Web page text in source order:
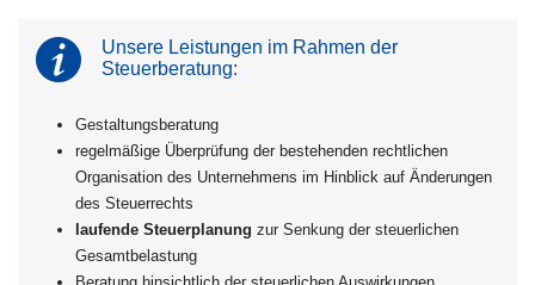
Unsere Leistungen im Rahmen der
Steuerberatung:
Gestaltungsberatung
regelmäßige Überprüfung der bestehenden rechtlichen
Organisation des Unternehmens im Hinblick auf Änderungen
des Steuerrechts
laufende Steuerplanung zur Senkung der steuerlichen
Gesamtbelastung